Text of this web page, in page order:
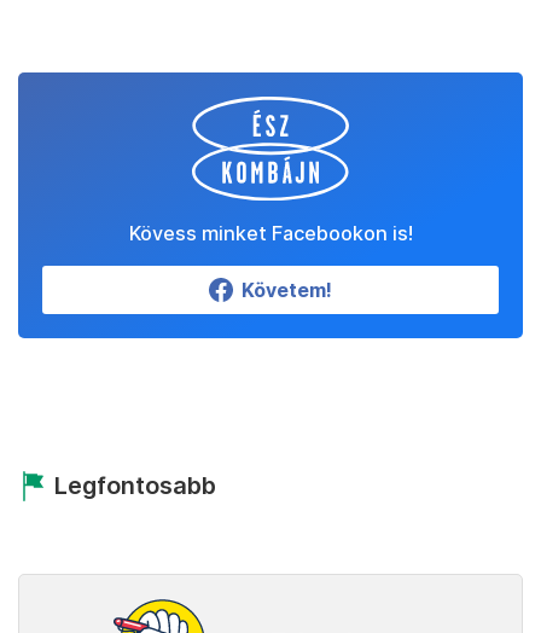
Kövess minket Facebookon is!
Követem!
Legfontosabb